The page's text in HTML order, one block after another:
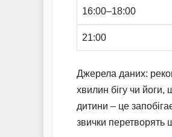
16:00–18:00
21:00
Джерела даних:
хвилин бігу чи йоги,
дитини – це
звички